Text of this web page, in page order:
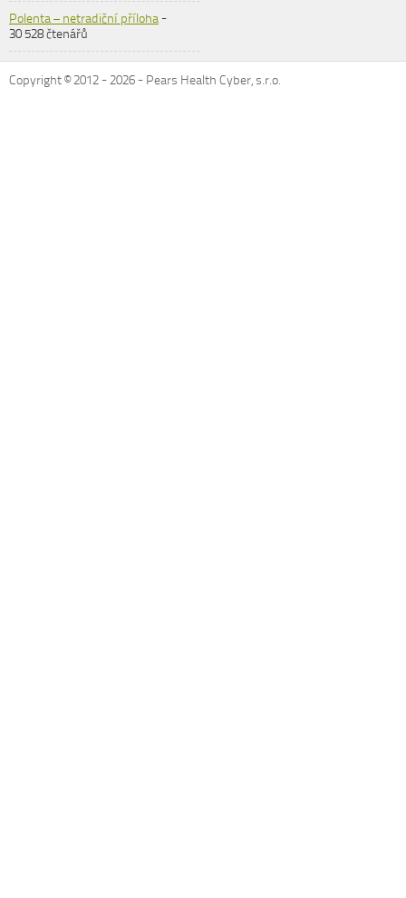
Polenta – netradiční příloha-
30 528 čtenářů
Copyright © 2012 -2026 - Pears Health Cyber, s.r.o.